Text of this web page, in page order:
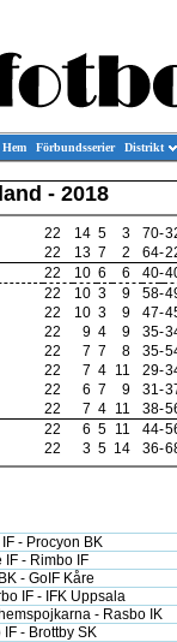
Hem Förbundsserier Distrikt
- 2018
22 14 5 3 70-
22 13 7 2 64-
22 10 6 6 40-
22 10 3 9 58-
22 10 3 9 47-
22 9 4 9 35-
22 7 7 8 35-
22 7 4 11 29-
22 6 7 9 31-
22 7 4 11 38-
22 6 5 11 44-
22 3 5 14 36-
- Procyon BK
IF - Rimbo IF
- GoIF Kåre
IF - IFK Uppsala
- Rasbo IK
IF - Brottby SK